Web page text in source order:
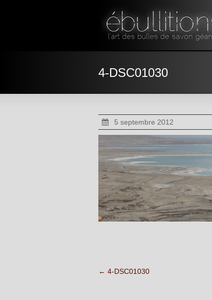
4-DSC01030
5 septembre 2012
← 4-DSC01030